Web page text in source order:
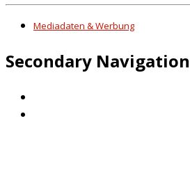
Mediadaten & Werbung
Secondary Navigation